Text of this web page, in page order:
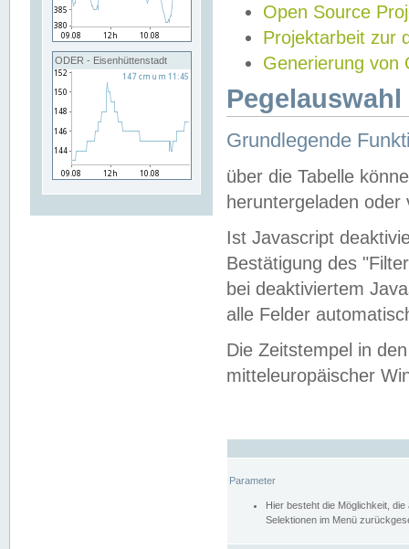
ODER - Eisenhüttenstadt
Open Source
Projektarbeit zur
Generierung von
Grundlegende
über die Tabelle
heruntergeladen oder
Ist Javascript
Bestätigung des
bei deaktiviertem
alle Felder
Die Zeitstempel in
mitteleuropäischer
Parameter
Hier besteht die Möglichkeit,
Selektionen im Menü